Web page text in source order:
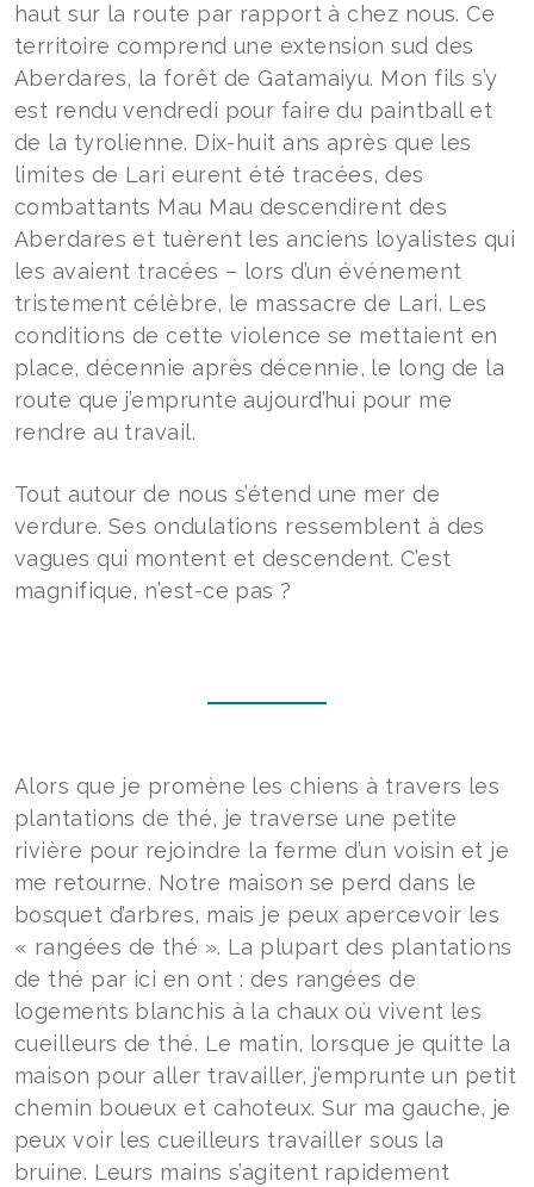
haut sur la route par rapport à chez nous. Ce
territoire comprend une extension sud des
Aberdares, la forêt de Gatamaiyu. Mon fils s’y
est rendu vendredi pour faire du paintball et
de la tyrolienne. Dix-huit ans après que les
limites de Lari eurent été tracées, des
combattants Mau Mau descendirent des
Aberdares et tuèrent les anciens loyalistes qui
les avaient tracées – lors d’un événement
tristement célèbre, le massacre de Lari. Les
conditions de cette violence se mettaient en
place, décennie après décennie, le long de la
route que j’emprunte aujourd’hui pour me
rendre au travail.
Tout autour de nous s’étend une mer de
verdure. Ses ondulations ressemblent à des
vagues qui montent et descendent. C’est
magnifique, n’est-ce pas ?
Alors que je promène les chiens à travers les
plantations de thé, je traverse une petite
rivière pour rejoindre la ferme d’un voisin et je
me retourne. Notre maison se perd dans le
bosquet d’arbres, mais je peux apercevoir les
« rangées de thé ». La plupart des plantations
de thé par ici en ont : des rangées de
logements blanchis à la chaux où vivent les
cueilleurs de thé. Le matin, lorsque je quitte la
maison pour aller travailler, j’emprunte un petit
chemin boueux et cahoteux. Sur ma gauche, je
peux voir les cueilleurs travailler sous la
bruine. Leurs mains s’agitent rapidement